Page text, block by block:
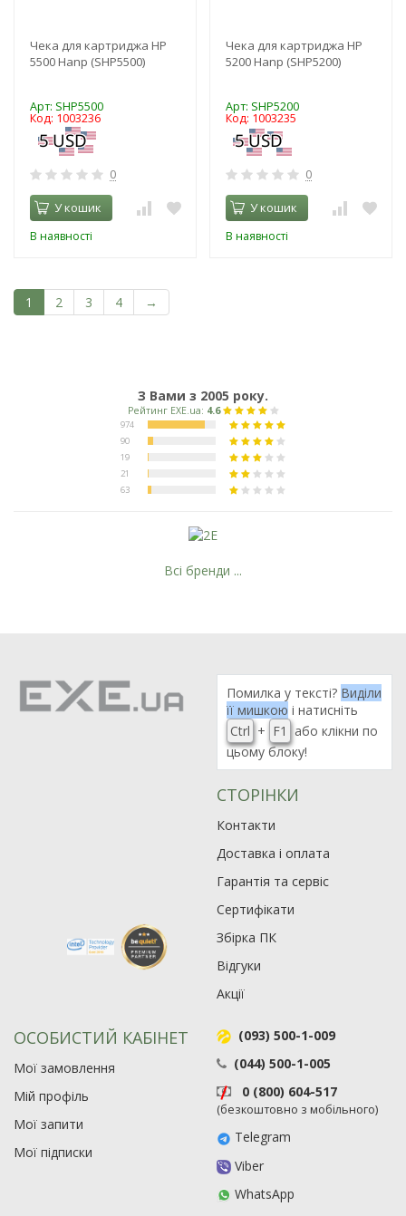
Чека для картриджа HP
5500 Hanp (SHP5500)
Арт: SHP5500
Код: 1003236
0
У кошик
В наявності
Чека для картриджа HP
5200 Hanp (SHP5200)
Арт: SHP5200
Код: 1003235
0
У кошик
В наявності
1 2 3 4 →
З Вами з 2005 року.
Всі бренди ...
Помилка у тексті? Виділи
її мишкою і натисніть
Ctrl + F1
або клікни по
цьому блоку!
СТОРІНКИ
Контакти
Доставка і оплата
Гарантія та сервіс
Сертифікати
Збірка ПК
Відгуки
Акції
ОСОБИСТИЙ КАБІНЕТ
Мої замовлення
Мій профіль
Мої запити
Мої підписки
(093) 500-1-009
(044) 500-1-005
0 (800) 604-517
(безкоштовно з мобільного)
Telegram
Viber
WhatsApp